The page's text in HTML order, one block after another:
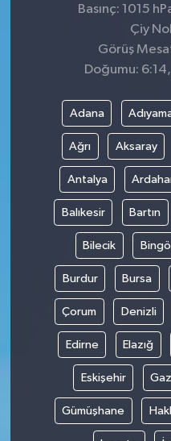
Basınç: 1015
Çiy
Görüş
Doğumu: 6:14,
Adana
Ağrı Aksaray
Antalya
Balıkesir Bartın
Bilecik
Burdur Bursa
Çorum Denizli
Edirne Elazığ
Eskişehir
Gümüşhane